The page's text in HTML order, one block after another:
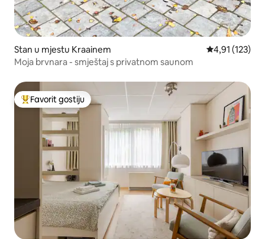
Stan u mjestu Kraainem Prosječna
4,91 (123)
Moja brvnara - smještaj s privatnom saunom
Glavni favorit gostiju
Favorit gostiju